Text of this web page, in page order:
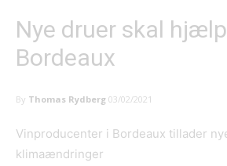
Nye druer skal
Bordeaux
By Thomas Rydberg 03/02/2021
Vinproducenter i Bordeaux tillader
klimaændringer